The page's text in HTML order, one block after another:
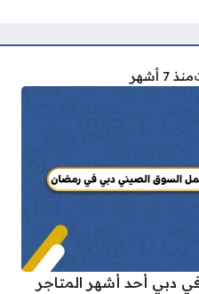
منذ 7 أشهر
سوق دراجون مارت 2 في دبي أحد أشهر المتاجر